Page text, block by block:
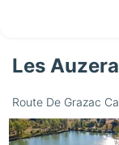
Les
Route De Grazac